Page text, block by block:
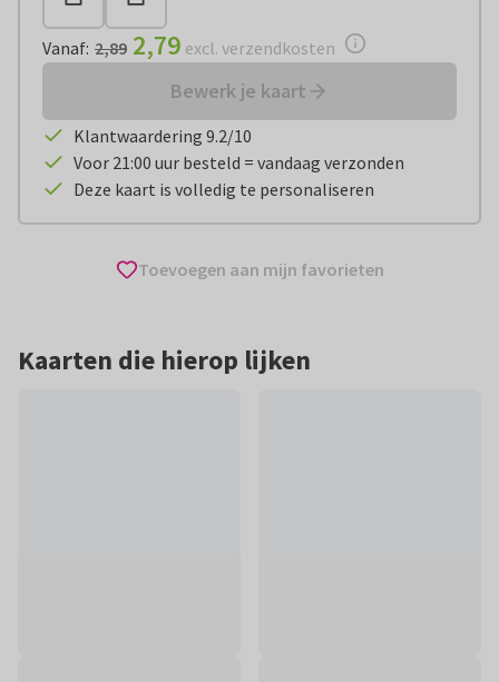
Vanaf: 2,89 2,79 excl. verzendkosten
Bewerk je kaart
Klantwaardering 9.2/10
Voor 21:00 uur besteld = vandaag verzonden
Deze kaart is volledig te personaliseren
Toevoegen aan mijn favorieten
Kaarten die hierop lijken